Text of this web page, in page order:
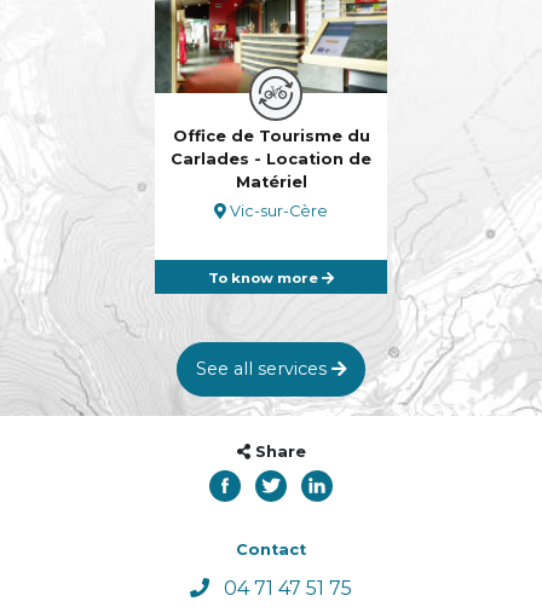
Office de Tourisme du
Carlades - Location de
Matériel
Vic-sur-Cère
To know more
See all services
Share
Contact
04 71 47 51 75